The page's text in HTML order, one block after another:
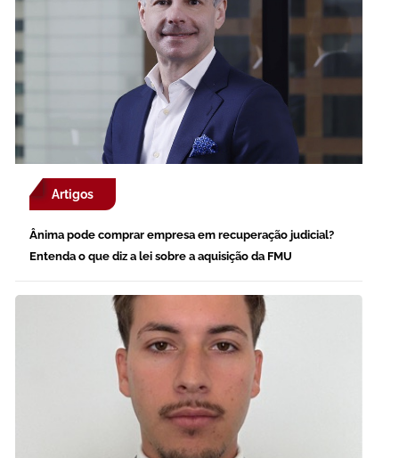
Artigos
Ânima pode comprar empresa em recuperação judicial?
Entenda o que diz a lei sobre a aquisição da FMU